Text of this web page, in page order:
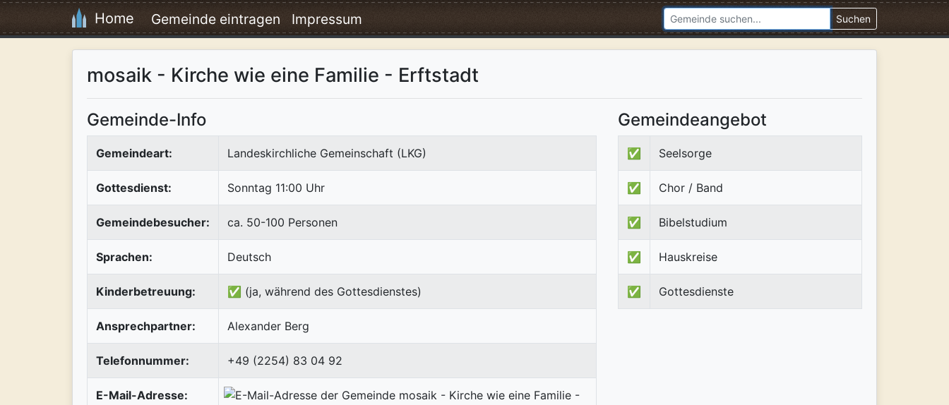
Home Gemeinde eintragen Impressum Suchen
mosaik - Kirche wie eine Familie - Erftstadt
Gemeinde-Info
Gemeindeart: Landeskirchliche Gemeinschaft (LKG)
Gottesdienst: Sonntag 11:00 Uhr
Gemeindebesucher: ca. 50-100 Personen
Sprachen: Deutsch
Kinderbetreuung: ✅ (ja, während des Gottesdienstes)
Ansprechpartner: Alexander Berg
Telefonnummer: +49 (2254) 83 04 92
E-Mail-Adresse:
Gemeindeangebot
✅ Seelsorge
✅ Chor / Band
✅ Bibelstudium
✅ Hauskreise
✅ Gottesdienste